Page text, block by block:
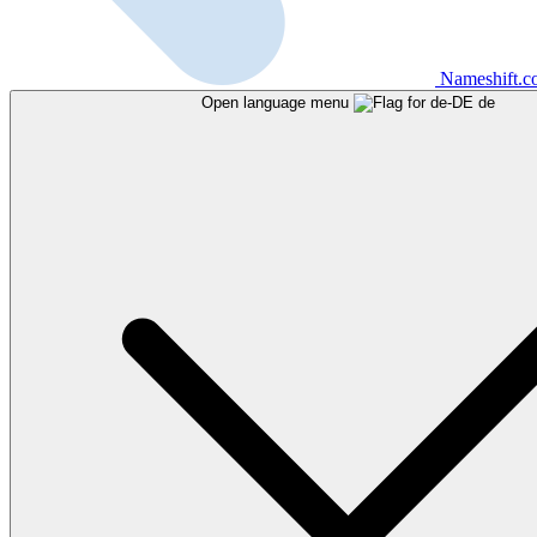
Open language menu de